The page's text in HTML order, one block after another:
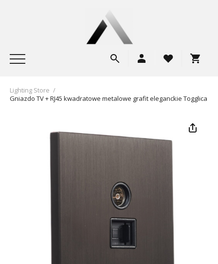
Lighting Store /
Gniazdo TV + RJ45 kwadratowe metalowe grafit eleganckie Togglica